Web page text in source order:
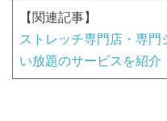
【関連記事】
ストレッチ専門店・専
い放題のサービスを紹介